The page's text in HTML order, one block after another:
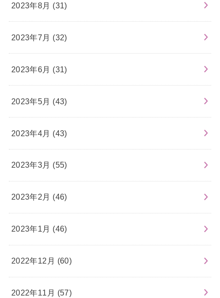
2023年8月 (31)
2023年7月 (32)
2023年6月 (31)
2023年5月 (43)
2023年4月 (43)
2023年3月 (55)
2023年2月 (46)
2023年1月 (46)
2022年12月 (60)
2022年11月 (57)